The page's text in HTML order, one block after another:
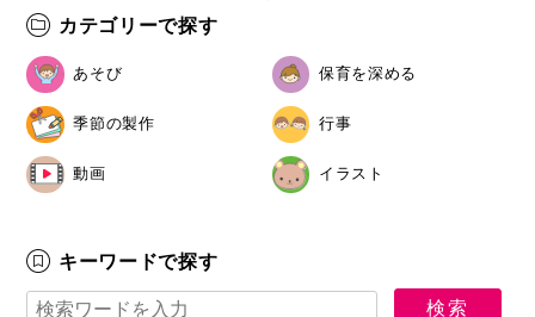
カテゴリーで探す
あそび 保育を深める
季節の製作 行事
動画 イラスト
キーワードで探す